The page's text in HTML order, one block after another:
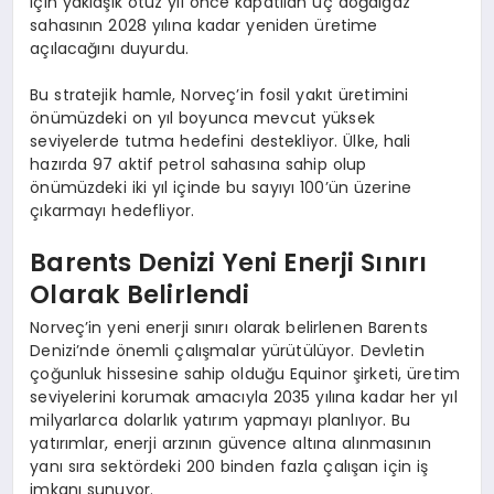
sahasının 2028 yılına kadar yeniden üretime
açılacağını duyurdu.
Bu stratejik hamle, Norveç’in fosil yakıt üretimini
önümüzdeki on yıl boyunca mevcut yüksek
seviyelerde tutma hedefini destekliyor. Ülke, hali
hazırda 97 aktif petrol sahasına sahip olup
önümüzdeki iki yıl içinde bu sayıyı 100’ün üzerine
çıkarmayı hedefliyor.
Barents Denizi Yeni Enerji Sınırı
Olarak Belirlendi
Norveç’in yeni enerji sınırı olarak belirlenen Barents
Denizi’nde önemli çalışmalar yürütülüyor. Devletin
çoğunluk hissesine sahip olduğu Equinor şirketi, üretim
seviyelerini korumak amacıyla 2035 yılına kadar her yıl
milyarlarca dolarlık yatırım yapmayı planlıyor. Bu
yatırımlar, enerji arzının güvence altına alınmasının
yanı sıra sektördeki 200 binden fazla çalışan için iş
imkanı sunuyor.